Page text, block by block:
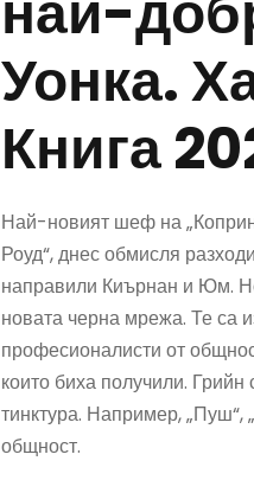
Уонка.
Книга
Най-новият шеф на
Роуд“, днес обмисля
направили Киърнан и Юм.
новата черна мрежа. Те са
професионалисти от
които биха получили. Грийн
тинктура. Например,
общност.